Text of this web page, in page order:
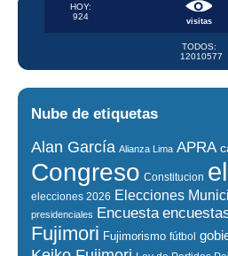
visitas
HOY:
924
TODOS:
12010577
Nube de etiquetas
Alan García Alianza Lima APRA
Congreso Constitucion
elecciones 2026 Elecciones
presidenciales Encuesta
Fujimori Fujimorismo fútbol